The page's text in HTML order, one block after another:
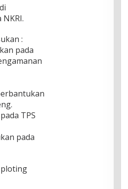
:
pada
TPS
pada